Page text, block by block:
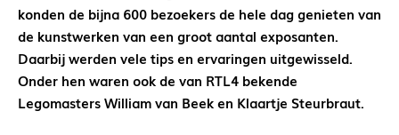
konden de bijna 600 bezoekers de hele dag genieten van
de kunstwerken van een groot aantal exposanten.
Daarbij werden vele tips en ervaringen uitgewisseld.
Onder hen waren ook de van RTL4 bekende
Legomasters William van Beek en Klaartje Steurbraut.